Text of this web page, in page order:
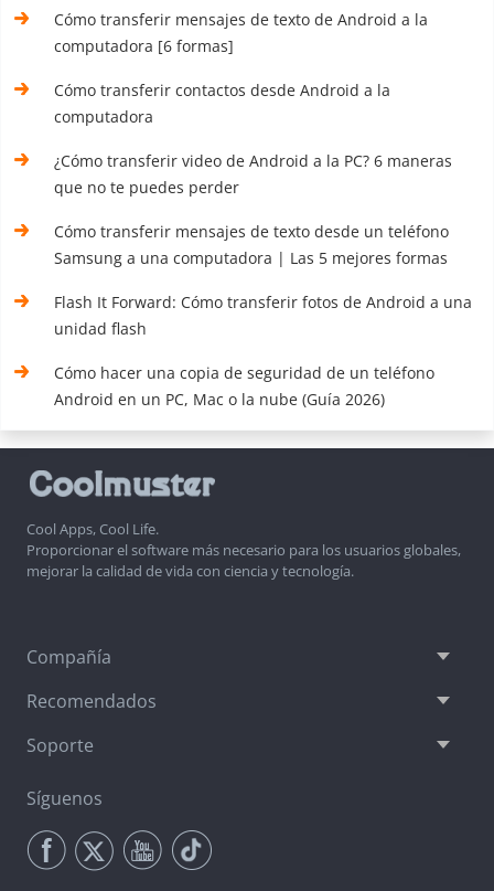
Cómo transferir mensajes de texto de Android a la
computadora [6 formas]
Cómo transferir contactos desde Android a la
computadora
¿Cómo transferir video de Android a la PC? 6 maneras
que no te puedes perder
Cómo transferir mensajes de texto desde un teléfono
Samsung a una computadora | Las 5 mejores formas
Flash It Forward: Cómo transferir fotos de Android a una
unidad flash
Cómo hacer una copia de seguridad de un teléfono
Android en un PC, Mac o la nube (Guía 2026)
Cool Apps, Cool Life.
Proporcionar el software más necesario para los usuarios globales,
mejorar la calidad de vida con ciencia y tecnología.
Compañía
Recomendados
Soporte
Síguenos